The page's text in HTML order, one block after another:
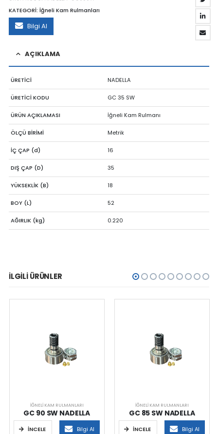
KATEGORİ: İğneli Kam Rulmanları
Bilgi Al
AÇIKLAMA
ÜRETİCİ NADELLA
ÜRETİCİ KODU GC 35 SW
ÜRÜN AÇIKLAMASI İğneli Kam Rulmanı
ÖLÇÜ BİRİMİ Metrik
İÇ ÇAP (d) 16
DIŞ ÇAP (D) 35
YÜKSEKLİK (B) 18
BOY (L) 52
AĞIRLIK (kg) 0.220
İLGILI ÜRÜNLER
İĞNELI KAM RULMANLARI
GC 90 SW NADELLA
İNCELE Bilgi Al
İĞNELI KAM RULMANLARI
GC 85 SW NADELLA
İNCELE Bilgi Al